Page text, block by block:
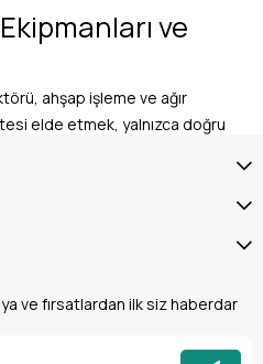
ve
ahşap işleme ve ağır
elde etmek, yalnızca doğru
sunulan profesyonel
kullanım sunarak
ve fırsatlardan ilk siz haberdar